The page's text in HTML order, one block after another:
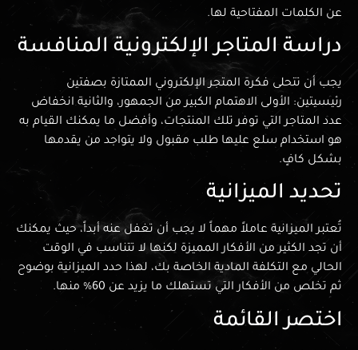
عن الكلمات المفتاحية لها.
دراسة المتاجر الإلكترونية المنافسة
يجب أن تتحلى فكرة المتجر الإلكتروني الممتازة بصفتين
رئيسيتين: الأولى الاهتمام الكبير من الجمهور، والثانية انخفاض
عدد المتاجر التي توفر تلك المنتجات، وأفضل ما يمكنك القيام به
هو استخدام سلع عليها طلب مقبول ولا يتواجد من يقدمها
بشكل كافٍ.
تحديد الميزانية
تُعتبر الميزانية عاملاً مهماً لا يجب أن تغفل عنه أبداً، حيث يمكنك
أن تجد الكثير من الأفكار المميزة لكنها لا تتناسب في الوقت
الحالي مع التكلفة المادية الخاصة بك، لهذا حدد الميزانية بوضوح
ثم تخلص من الأفكار التي تستهلك ما يزيد عن 60% منها.
اختصر القائمة